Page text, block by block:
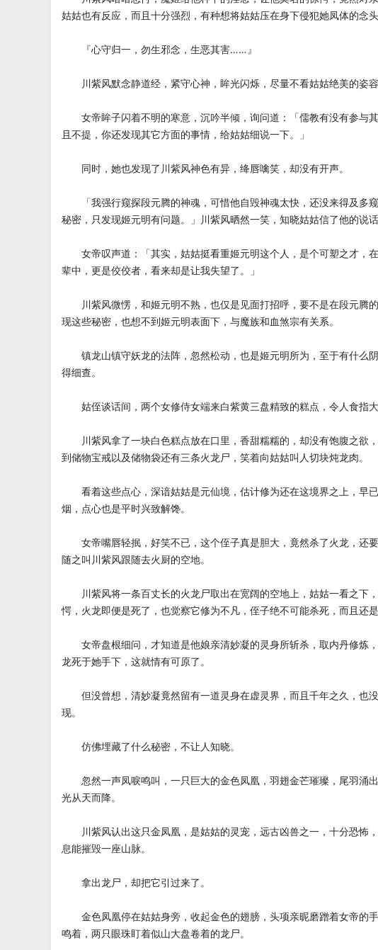
姑姑也有反应，而且十分强烈，有种想将姑姑压在身下侵犯她凤体的念头
『心守归一，勿生邪念，生恶其害……』
川紫风默念静道经，紧守心神，眸光闪烁，尽量不看姑姑绝美的姿容
女帝眸子闪着不明的寒意，沉吟半倾，询问道：「儒教有没有参与
且不提，你还发现其它方面的事情，给姑姑细说一下。」
同时，她也发现了川紫风神色有异，绛唇噙笑，却没有开声。
「我强行窥探段元腾的神魂，可惜他自毁神魂太快，还没来得及多
秘密，只发现姬元明有问题。」川紫风晒然一笑，知晓姑姑信了他的说话
女帝叹声道：「其实，姑姑挺看重姬元明这个人，是个可塑之才，
辈中，更是佼佼者，看来却是让我失望了。」
川紫风微愣，和姬元明不熟，也仅是见面打招呼，要不是在段元腾
现这些秘密，也想不到姬元明表面下，与魔族和血煞宗有关系。
镇龙山镇守妖龙的法阵，忽然松动，也是姬元明所为，至于有什么
得细查。
姑侄谈话间，两个女修侍女端来白紫黄三盘精致的糕点，令人食指大
川紫风拿了一块白色糕点放在口里，香甜糯糯的，却没有饱腹之欲
到储物宝戒以及储物袋还有三条火龙尸，笑着向姑姑叫人切块炖龙肉。
看着这些点心，深谙姑姑是元仙境，估计修为还在这境界之上，早已
烟，点心也是平时兴致解馋。
女帝嘴唇轻抿，好笑不已，这个侄子真是胆大，竟然杀了火龙，还要
随之叫川紫风跟随去火厨的空地。
川紫风将一条百丈长的火龙尸取出在宽阔的空地上，姑姑一看之下
愕，火龙即便是死了，也觉察它修为不凡，侄子绝不可能杀死，而且还是
女帝盘根细问，才知道是他娘亲清妙凝的灵身所斩杀，取内丹修炼
龙死于她手下，这就情有可原了。
但没曾想，清妙凝竟然留有一道灵身在虚灵界，而且千年之久，也
现。
仿佛埋藏了什么秘密，不让人知晓。
忽然一声凤唳鸣叫，一只巨大的金色凤凰，羽翅金芒璀璨，尾羽涌
光从天而降。
川紫风认出这只金凤凰，是姑姑的灵宠，远古凶兽之一，十分恐怖
息能摧毁一座山脉。
拿出龙尸，却把它引过来了。
金色凤凰停在姑姑身旁，收起金色的翅膀，头项亲昵磨蹭着女帝的
鸣着，两只眼珠盯着似山大盘卷着的龙尸。